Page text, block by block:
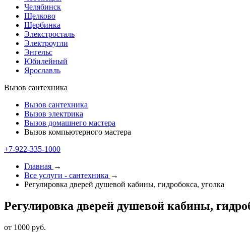
Челябинск
Щелково
Щербинка
Элекстросталь
Электроугли
Энгельс
Юбилейный
Ярославль
Вызов сантехника
Вызов сантехника
Вызов электрика
Вызов домашнего мастера
Вызов компьютерного мастера
+7-922-335-1000
Главная →
Все услуги - cантехника →
Регулировка дверей душевой кабины, гидробокса, уголка
Регулировка дверей душевой кабины,
от 1000 руб.